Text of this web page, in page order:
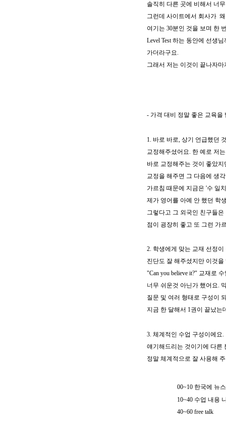
솔직히 다른 곳에 비해서 너
그런데 사이트에서 회사가
여기는 30분인 것을 보며 한
Level Test 하는 동안에 선생
가더라구요.
그래서 저는 이것이 끝나자마
- 가격 대비 정말 좋은 교육
1. 바로 바로, 상기 언급했던
교정해주셨어요. 한 예로 저
바로 교정해주는 것이 좋았
교정을 해주면 그 다음에 생
가르침 때문에 지금은 '수 일
제가 영어를 아예 안 했던 학
그렇다고 그 외국인 친구들
점이 굉장히 좋고 또 그런 가
2. 학생에게 맞는 교재 선정
진단도 잘 해주셨지만 이것을
"Can you believe it?" 교재로
너무 쉬운것 아닌가 했어요.
질문 및 여러 형태로 구성이
지금 한 달해서 1권이 끝났
3. 체계적인 수업 구성이에요
얘기해드리는 것이기에 다른
정말 체계적으로 잘 사용해
00~10 한국에 뉴스
10~40 수업 내용
40~60 free talk